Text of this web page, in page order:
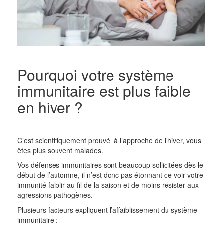
Pourquoi votre système
immunitaire est plus faible
en hiver ?
C’est scientifiquement prouvé, à l’approche de l’hiver, vous
êtes plus souvent malades.
Vos défenses immunitaires sont beaucoup sollicitées dès le
début de l’automne, il n’est donc pas étonnant de voir votre
immunité faiblir au fil de la saison et de moins résister aux
agressions pathogènes.
Plusieurs facteurs expliquent l’affaiblissement du système
immunitaire :